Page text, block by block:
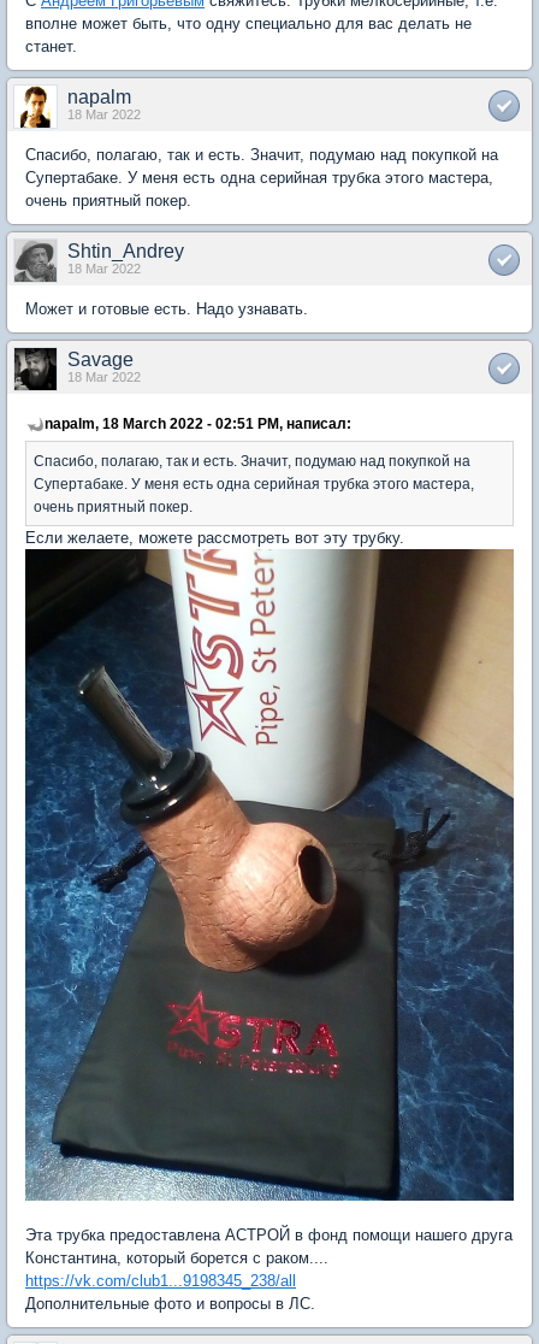
вполне может быть, что одну специально для вас делать не
станет.
napalm
18 Mar 2022
Спасибо, полагаю, так и есть. Значит, подумаю над покупкой на
Супертабаке. У меня есть одна серийная трубка этого мастера,
очень приятный покер.
Shtin_Andrey
18 Mar 2022
Может и готовые есть. Надо узнавать.
Savage
18 Mar 2022
napalm, 18 March 2022 - 02:51 PM, написал:
Спасибо, полагаю, так и есть. Значит, подумаю над покупкой на
Супертабаке. У меня есть одна серийная трубка этого мастера,
очень приятный покер.
Если желаете, можете рассмотреть вот эту трубку.
Эта трубка предоставлена АСТРОЙ в фонд помощи нашего друга
Константина, который борется с раком....
https://vk.com/club1...9198345_238/all
Дополнительные фото и вопросы в ЛС.